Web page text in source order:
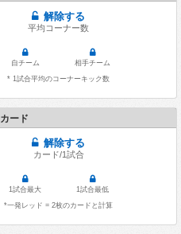
解除する
平均コーナー数
自チーム
相手チーム
* 1試合平均のコーナーキック数
カード
解除する
カード/1試合
1試合最大
1試合最低
*一発レッド = 2枚のカードと計算